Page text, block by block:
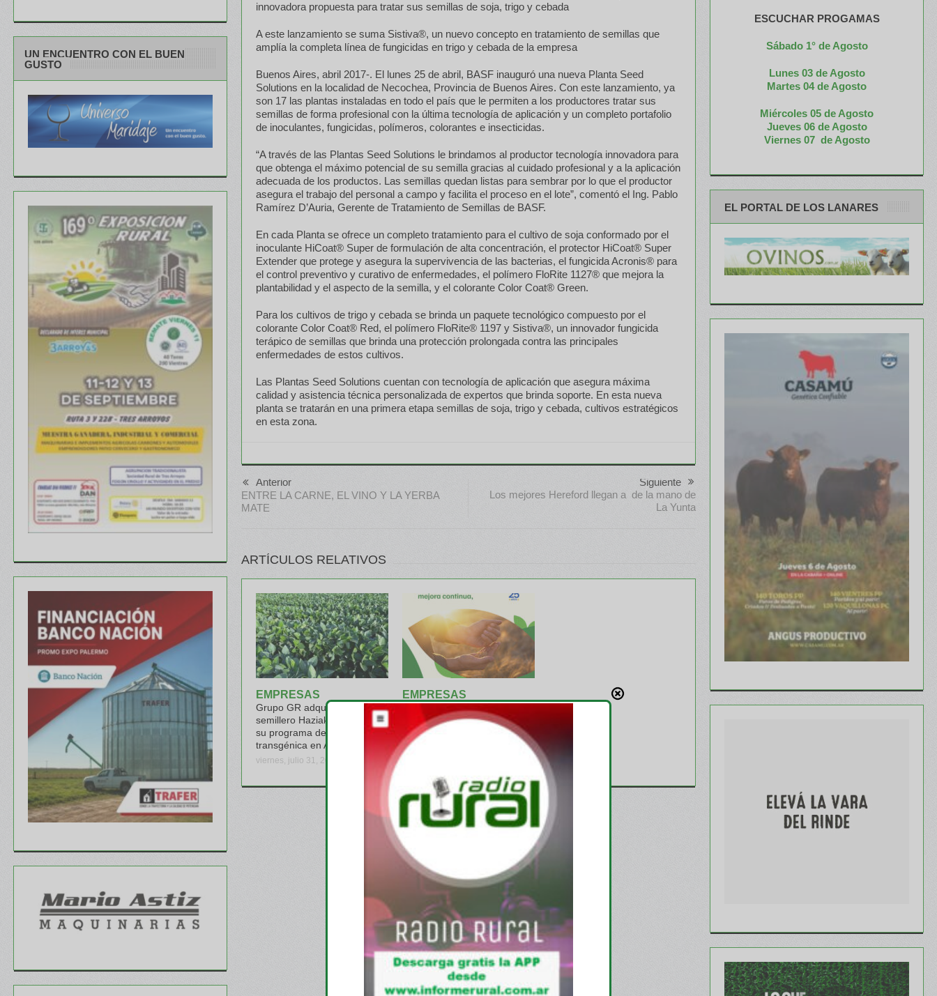
innovadora propuesta para tratar sus semillas de soja, trigo y cebada
A este lanzamiento se suma Sistiva®, un nuevo concepto en tratamiento de semillas que
amplía la completa línea de fungicidas en trigo y cebada de la empresa
Buenos Aires, abril 2017-. El lunes 25 de abril, BASF inauguró una nueva Planta Seed
Solutions en la localidad de Necochea, Provincia de Buenos Aires. Con este lanzamiento, ya
son 17 las plantas instaladas en todo el país que le permiten a los productores tratar sus
semillas de forma profesional con la última tecnología de aplicación y un completo portafolio
de inoculantes, fungicidas, polímeros, colorantes e insecticidas.
“A través de las Plantas Seed Solutions le brindamos al productor tecnología innovadora para
que obtenga el máximo potencial de su semilla gracias al cuidado profesional y a la aplicación
adecuada de los productos. Las semillas quedan listas para sembrar por lo que el productor
asegura el trabajo del personal a campo y facilita el proceso en el lote”, comentó el Ing. Pablo
Ramírez D’Auria, Gerente de Tratamiento de Semillas de BASF.
En cada Planta se ofrece un completo tratamiento para el cultivo de soja conformado por el
inoculante HiCoat® Super de formulación de alta concentración, el protector HiCoat® Super
Extender que protege y asegura la supervivencia de las bacterias, el fungicida Acronis® para
el control preventivo y curativo de enfermedades, el polímero FloRite 1127® que mejora la
plantabilidad y el aspecto de la semilla, y el colorante Color Coat® Green.
Para los cultivos de trigo y cebada se brinda un paquete tecnológico compuesto por el
colorante Color Coat® Red, el polímero FloRite® 1197 y Sistiva®, un innovador fungicida
terápico de semillas que brinda una protección prolongada contra las principales
enfermedades de estos cultivos.
Las Plantas Seed Solutions cuentan con tecnología de aplicación que asegura máxima
calidad y asistencia técnica personalizada de expertos que brinda soporte. En esta nueva
planta se tratarán en una primera etapa semillas de soja, trigo y cebada, cultivos estratégicos
en esta zona.
Anterior
ENTRE LA CARNE, EL VINO Y LA YERBA
MATE
Siguiente
Los mejores Hereford llegan a de la mano de
La Yunta
ARTÍCULOS RELATIVOS
EMPRESAS
Grupo GR adquiere el
semillero Haziak y consolida
su programa de soja no
transgénica en Argentina
viernes, julio 31, 2026
EMPRESAS
Profertil logra la verificación
de la huella de carbono de su
urea granulada por parte de
terceros
UN ENCUENTRO CON EL BUEN
GUSTO
ESCUCHAR PROGAMAS
Sábado 1° de Agosto
Lunes 03 de Agosto
Martes 04 de Agosto
Miércoles 05 de Agosto
Jueves 06 de Agosto
Viernes 07 de Agosto
EL PORTAL DE LOS LANARES